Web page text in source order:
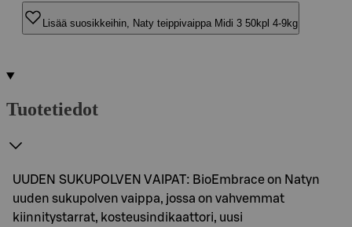
Lisää suosikkeihin, Naty teippivaippa Midi 3 50kpl 4-9kg
Tuotetiedot
UUDEN SUKUPOLVEN VAIPAT: BioEmbrace on Natyn
uuden sukupolven vaippa, jossa on vahvemmat
kiinnitystarrat, kosteusindikaattori, uusi